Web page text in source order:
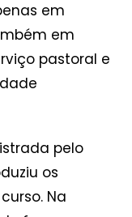
em
em
pastoral e
pelo
os
Na